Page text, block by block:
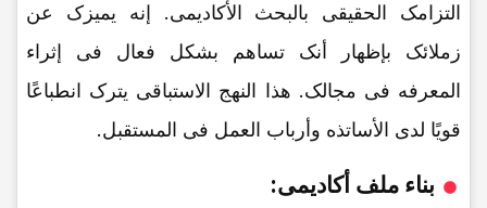
التزامک الحقیقی بالبحث الأکادیمی. إنه یمیزک عن
زملائک بإظهار أنک تساهم بشکل فعال فی إثراء
المعرفه فی مجالک. هذا النهج الاستباقی یترک انطباعًا
قویًا لدى الأساتذه وأرباب العمل فی المستقبل.
بناء ملف أکادیمی: